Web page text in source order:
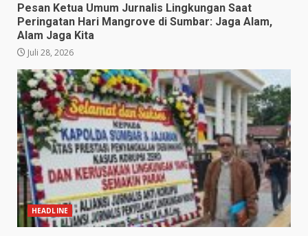
Pesan Ketua Umum Jurnalis Lingkungan Saat
Peringatan Hari Mangrove di Sumbar: Jaga Alam,
Alam Jaga Kita
Juli 28, 2026
HEADLINE